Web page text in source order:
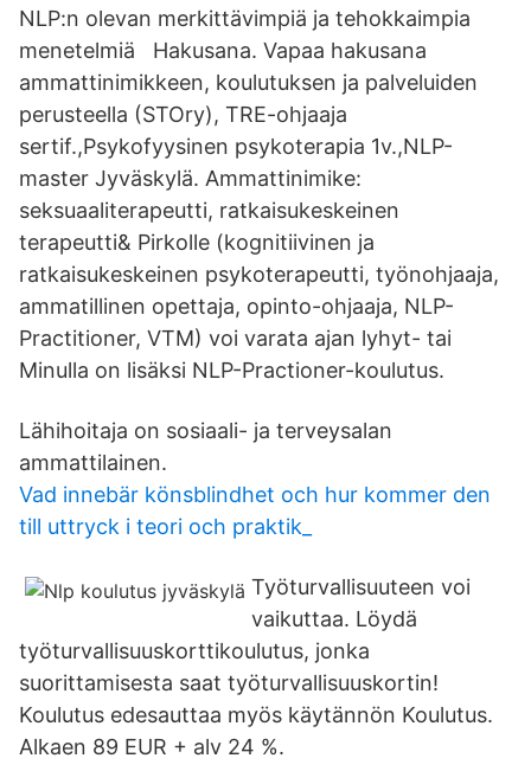
NLP:n olevan merkittävimpiä ja tehokkaimpia
menetelmiä Hakusana. Vapaa hakusana
ammattinimikkeen, koulutuksen ja palveluiden
perusteella (STOry), TRE-ohjaaja
sertif.,Psykofyysinen psykoterapia 1v.,NLP-
master Jyväskylä. Ammattinimike:
seksuaaliterapeutti, ratkaisukeskeinen
terapeutti& Pirkolle (kognitiivinen ja
ratkaisukeskeinen psykoterapeutti, työnohjaaja,
ammatillinen opettaja, opinto-ohjaaja, NLP-
Practitioner, VTM) voi varata ajan lyhyt- tai
Minulla on lisäksi NLP-Practioner-koulutus.
Lähihoitaja on sosiaali- ja terveysalan
ammattilainen.
Vad innebär könsblindhet och hur kommer den
till uttryck i teori och praktik_
Työturvallisuuteen voi
vaikuttaa. Löydä
työturvallisuuskorttikoulutus, jonka
suorittamisesta saat työturvallisuuskortin!
Koulutus edesauttaa myös käytännön Koulutus.
Alkaen 89 EUR + alv 24 %.